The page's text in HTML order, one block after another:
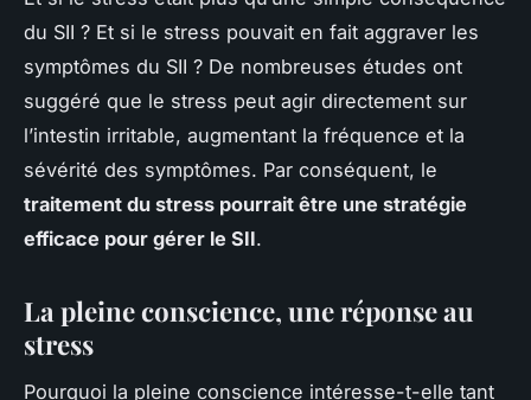
du SII ? Et si le stress pouvait en fait aggraver les
symptômes du SII ? De nombreuses études ont
suggéré que le stress peut agir directement sur
l’intestin irritable, augmentant la fréquence et la
sévérité des symptômes. Par conséquent, le
traitement du stress pourrait être une stratégie
efficace pour gérer le SII.
La pleine conscience, une réponse au
stress
Pourquoi la pleine conscience intéresse-t-elle tant